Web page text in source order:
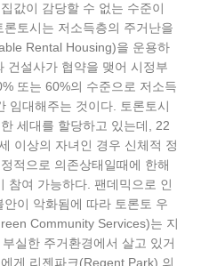
값이 감당할 수 없는 수준이
토시는 저소득층의 주거난을
Rental Housing)을 운용하
건설사가 협약을 맺어 시정부
또는 60%의 수준으로 저소득
임대해주는 것이다. 토론토시
세대를 할당하고 있는데, 22
이상의 자녀인 경우 신체적 정
적으로 의존상태일때에 한해
참여 가능하다. 팬데믹으로 인
이 악화됨에 따라 토론토 우
Community Services)는 지
실한 주거환경에서 살고 있거
게 리젠파크(Regent Park) 의